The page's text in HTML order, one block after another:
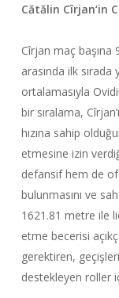
Cătălin Cîrjan‘in
Cîrjan maç başına
arasında ilk
ortalamasıyla
bir sıralama,
hızına sahip
etmesine izin
defansif hem de
bulunmasını ve
1621.81 metre ile
etme becerisi
gerektiren,
destekleyen roller